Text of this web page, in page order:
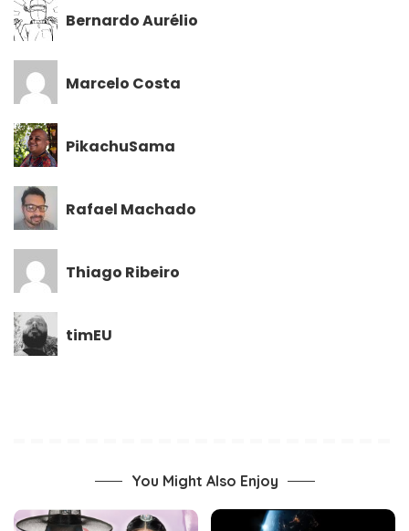
Bernardo Aurélio
Marcelo Costa
PikachuSama
Rafael Machado
Thiago Ribeiro
timEU
You Might Also Enjoy